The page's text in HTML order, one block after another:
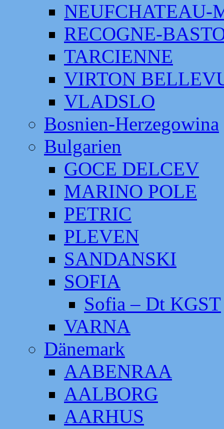
NEUFCHATEAU-
RECOGNE-
TARCIENNE
VIRTON
VLADSLO
Bosnien-Herzegowina
Bulgarien
GOCE DELCEV
MARINO POLE
PETRIC
PLEVEN
SANDANSKI
SOFIA
Sofia – Dt KGST
VARNA
Dänemark
AABENRAA
AALBORG
AARHUS